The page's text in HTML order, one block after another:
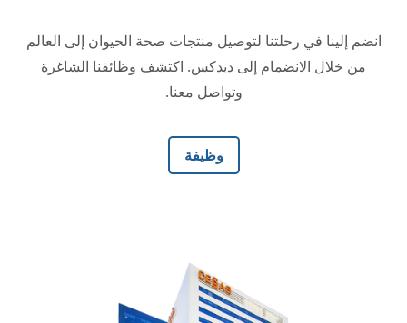
انضم إلينا في رحلتنا لتوصيل منتجات صحة الحيوان إلى العالم
من خلال الانضمام إلى ديدكس. اكتشف وظائفنا الشاغرة
وتواصل معنا.
وظيفة